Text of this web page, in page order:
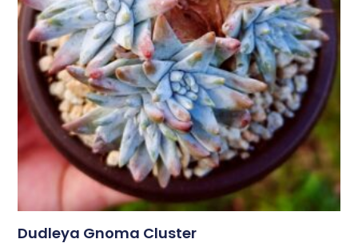
Dudleya Gnoma Cluster